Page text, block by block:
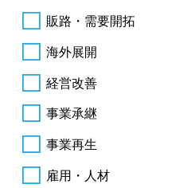
販路・需要開拓
海外展開
経営改善
事業承継
事業再生
雇用・人材